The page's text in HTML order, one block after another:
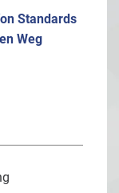
Standards
Weg